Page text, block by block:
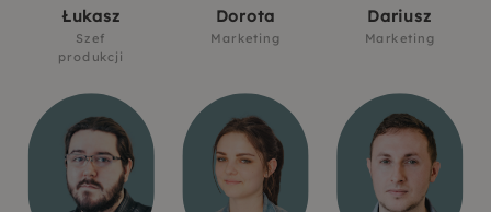
Łukasz
Szef
produkcji
Dorota
Marketing
Dariusz
Marketing